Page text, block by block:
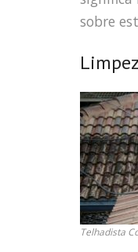
sobre
Telhadista